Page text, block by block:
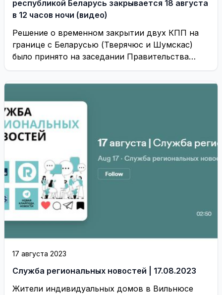
республикой Беларусь закрывается 18 августа
в 12 часов ночи (видео)
Решение о временном закрытии двух КПП на
границе с Беларусью (Тверячюс и Шумскас)
было принято на заседании Правительства
Литвы в ...
17 августа 2023
Служба региональных новостей | 17.08.2023
Жители индивидуальных домов в Вильнюсе